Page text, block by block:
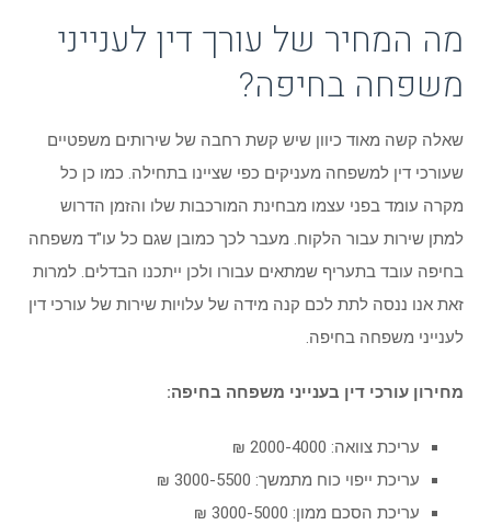
מה המחיר של עורך דין לענייני
משפחה בחיפה?
שאלה קשה מאוד כיוון שיש קשת רחבה של שירותים משפטיים
שעורכי דין למשפחה מעניקים כפי שציינו בתחילה. כמו כן כל
מקרה עומד בפני עצמו מבחינת המורכבות שלו והזמן הדרוש
למתן שירות עבור הלקוח. מעבר לכך כמובן שגם כל עו"ד משפחה
בחיפה עובד בתעריף שמתאים עבורו ולכן ייתכנו הבדלים. למרות
זאת אנו ננסה לתת לכם קנה מידה של עלויות שירות של עורכי דין
לענייני משפחה בחיפה.
מחירון עורכי דין בענייני משפחה בחיפה:
עריכת צוואה: 2000-4000 ₪
עריכת ייפוי כוח מתמשך: 3000-5500 ₪
עריכת הסכם ממון: 3000-5000 ₪